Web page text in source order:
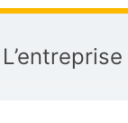
L’entreprise